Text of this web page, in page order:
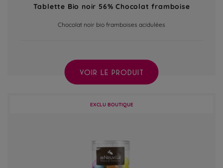
Tablette Bio noir 56% Chocolat framboise
Chocolat noir bio framboises acidulées
VOIR LE PRODUIT
EXCLU BOUTIQUE